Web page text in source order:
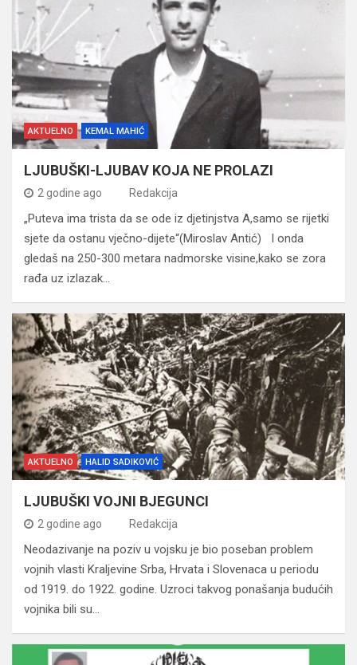
AKTUELNO KEMAL MAHIĆ
LJUBUŠKI-LJUBAV KOJA NE PROLAZI
2 godine ago Redakcija
„Puteva ima trista da se ode iz djetinjstva A,samo se rijetki
sjete da ostanu vječno-dijete“(Miroslav Antić) I onda
gledaš na 250-300 metara nadmorske visine,kako se zora
rađa uz izlazak…
AKTUELNO HALID SADIKOVIĆ
LJUBUŠKI VOJNI BJEGUNCI
2 godine ago Redakcija
Neodazivanje na poziv u vojsku je bio poseban problem
vojnih vlasti Kraljevine Srba, Hrvata i Slovenaca u periodu
od 1919. do 1922. godine. Uzroci takvog ponašanja budućih
vojnika bili su…